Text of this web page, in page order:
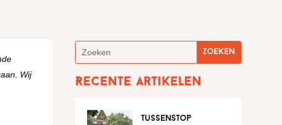
Wij
Recente artikelen
tussenstop